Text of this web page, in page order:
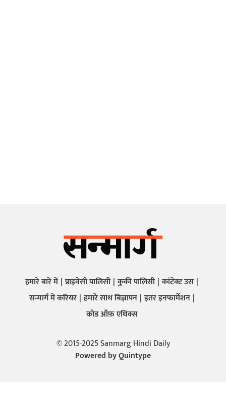
हमारे बारे में प्राइवेसी पालिसी कुकी पालिसी कांटेक्ट उस
सन्मार्ग में करियर हमारे साथ बिज्ञापन इतर इनफार्मेशन
कोड ऑफ़ एथिक्स
© 2015-2025 Sanmarg Hindi Daily
Powered byQuintype